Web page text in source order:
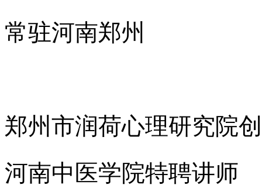
常驻河南郑州
郑州市润荷心理研究院
河南中医学院特聘讲师